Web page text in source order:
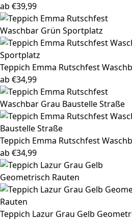
ab €39,99
Teppich Emma Rutschfest
ab €34,99
Teppich Emma Rutschfest
ab €34,99
Teppich Lazur Grau Gelb